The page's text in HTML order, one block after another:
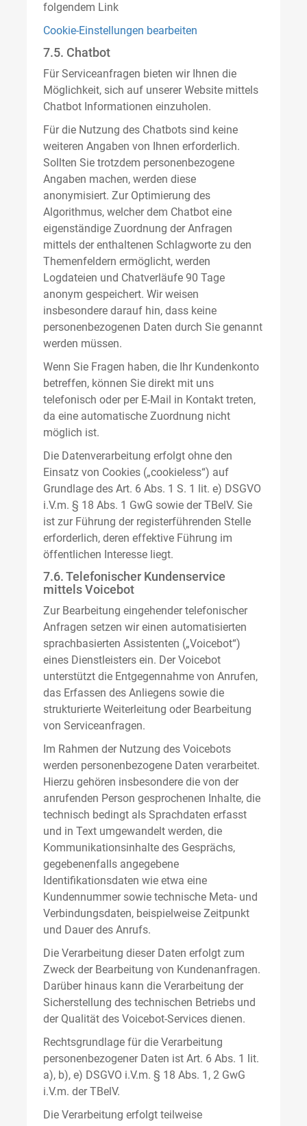
folgendem Link
Cookie-Einstellungen bearbeiten
7.5. Chatbot
Für Serviceanfragen bieten wir Ihnen die
Möglichkeit, sich auf unserer Website mittels
Chatbot Informationen einzuholen.
Für die Nutzung des Chatbots sind keine
weiteren Angaben von Ihnen erforderlich.
Sollten Sie trotzdem personenbezogene
Angaben machen, werden diese
anonymisiert. Zur Optimierung des
Algorithmus, welcher dem Chatbot eine
eigenständige Zuordnung der Anfragen
mittels der enthaltenen Schlagworte zu den
Themenfeldern ermöglicht, werden
Logdateien und Chatverläufe 90 Tage
anonym gespeichert. Wir weisen
insbesondere darauf hin, dass keine
personenbezogenen Daten durch Sie genannt
werden müssen.
Wenn Sie Fragen haben, die Ihr Kundenkonto
betreffen, können Sie direkt mit uns
telefonisch oder per E-Mail in Kontakt treten,
da eine automatische Zuordnung nicht
möglich ist.
Die Datenverarbeitung erfolgt ohne den
Einsatz von Cookies („cookieless“) auf
Grundlage des Art. 6 Abs. 1 S. 1 lit. e) DSGVO
i.V.m. § 18 Abs. 1 GwG sowie der TBelV. Sie
ist zur Führung der registerführenden Stelle
erforderlich, deren effektive Führung im
öffentlichen Interesse liegt.
7.6. Telefonischer Kundenservice
mittels Voicebot
Zur Bearbeitung eingehender telefonischer
Anfragen setzen wir einen automatisierten
sprachbasierten Assistenten („Voicebot“)
eines Dienstleisters ein. Der Voicebot
unterstützt die Entgegennahme von Anrufen,
das Erfassen des Anliegens sowie die
strukturierte Weiterleitung oder Bearbeitung
von Serviceanfragen.
Im Rahmen der Nutzung des Voicebots
werden personenbezogene Daten verarbeitet.
Hierzu gehören insbesondere die von der
anrufenden Person gesprochenen Inhalte, die
technisch bedingt als Sprachdaten erfasst
und in Text umgewandelt werden, die
Kommunikationsinhalte des Gesprächs,
gegebenenfalls angegebene
Identifikationsdaten wie etwa eine
Kundennummer sowie technische Meta- und
Verbindungsdaten, beispielweise Zeitpunkt
und Dauer des Anrufs.
Die Verarbeitung dieser Daten erfolgt zum
Zweck der Bearbeitung von Kundenanfragen.
Darüber hinaus kann die Verarbeitung der
Sicherstellung des technischen Betriebs und
der Qualität des Voicebot-Services dienen.
Rechtsgrundlage für die Verarbeitung
personenbezogener Daten ist Art. 6 Abs. 1 lit.
a), b), e) DSGVO i.V.m. § 18 Abs. 1, 2 GwG
i.V.m. der TBelV.
Die Verarbeitung erfolgt teilweise